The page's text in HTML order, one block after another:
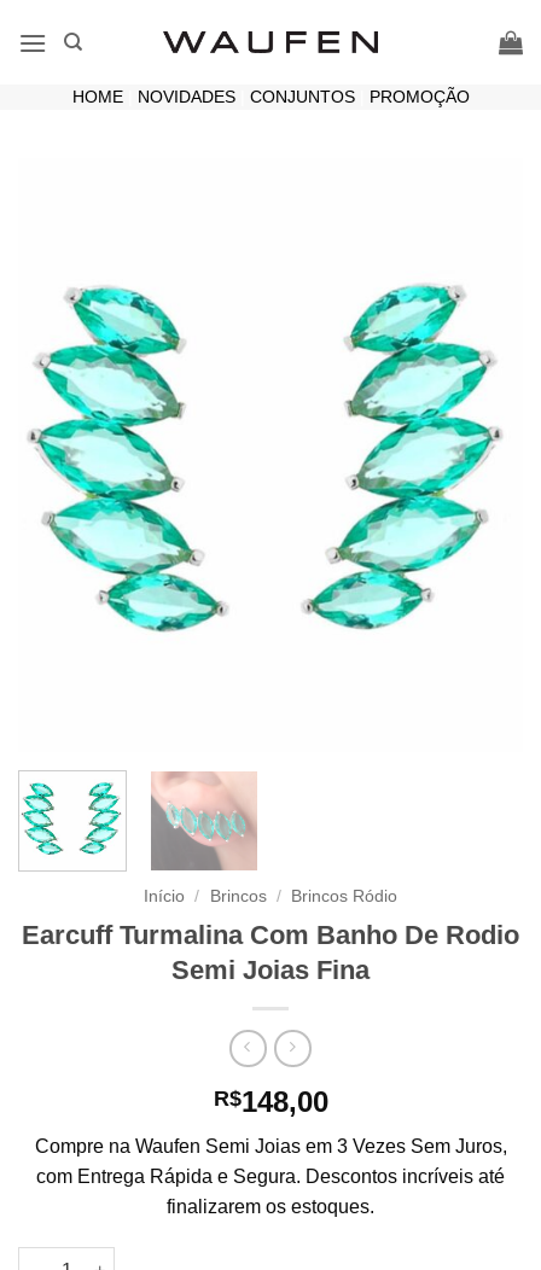
HOME| NOVIDADES| CONJUNTOS| PROMOÇÃO
Início / Brincos / Brincos Ródio
Earcuff Turmalina Com Banho De Rodio
Semi Joias Fina
R$148,00
Compre na Waufen Semi Joias em 3 Vezes Sem Juros,
com Entrega Rápida e Segura. Descontos incríveis até
finalizarem os estoques.
Earcuff Turmalina Com Banho De Rodio Semi Joias Fina